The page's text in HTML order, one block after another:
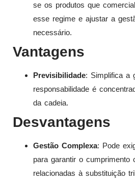
se os produtos que
esse regime e ajustar a
necessário.
Vantagens
Previsibilidade: Simplifica a
responsabilidade é
da cadeia.
Desvantagens
Gestão Complexa: Pode
para garantir o cumprimento
relacionadas à substituição